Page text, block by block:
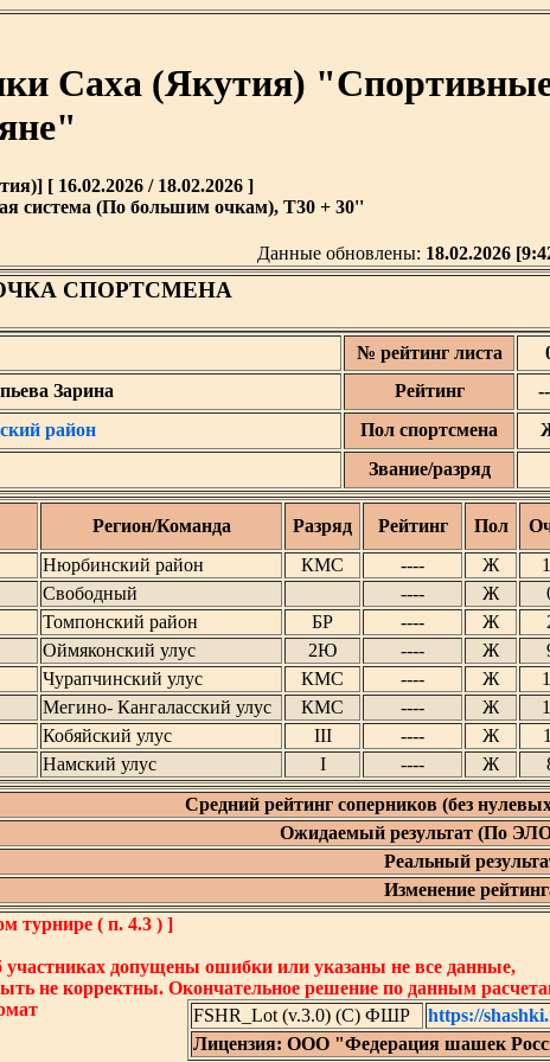
Саха (Якутия)
[ 16.02.2026 / 18.02.2026 ]
система (По большим очкам), T30 + 30''
Данные обновлены: 18.02.2026
СПОРТСМЕНА
№ рейтинг листа
Зарина Рейтинг
район Пол спортсмена
Звание/разряд
Регион/Команда Разряд Рейтинг Пол
Нюрбинский район КМС ---- Ж
Свободный ---- Ж
Томпонский район БР ---- Ж
Оймяконский улус 2Ю ---- Ж
Чурапчинский улус КМС ---- Ж
Мегино- Кангаласский улус КМС ---- Ж
Кобяйский улус III ---- Ж
Намский улус I ---- Ж
Средний рейтинг соперников (без
Ожидаемый результат (По
Реальный
Изменение
турнире ( п. 4.3 ) ]
допущены ошибки или указаны не все данные,
не корректны. Окончательное решение по данным
FSHR_Lot (v.3.0) (C) ФШР
https://
Лицензия: ООО "Федерация шашек